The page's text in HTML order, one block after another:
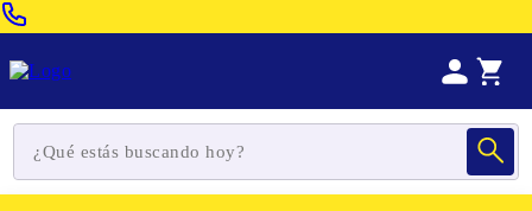
WhatsApp: (302) 262-4104